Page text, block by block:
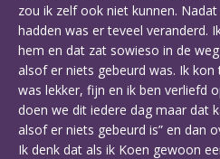
zou ik zelf ook niet kunnen.
hadden was er teveel veranderd.
hem en dat zat sowieso in de
alsof er niets gebeurd was. Ik
was lekker, fijn en ik ben verliefd
doen we dit iedere dag maar dat
alsof er niets gebeurd is” en dan
Ik denk dat als ik Koen gewoon